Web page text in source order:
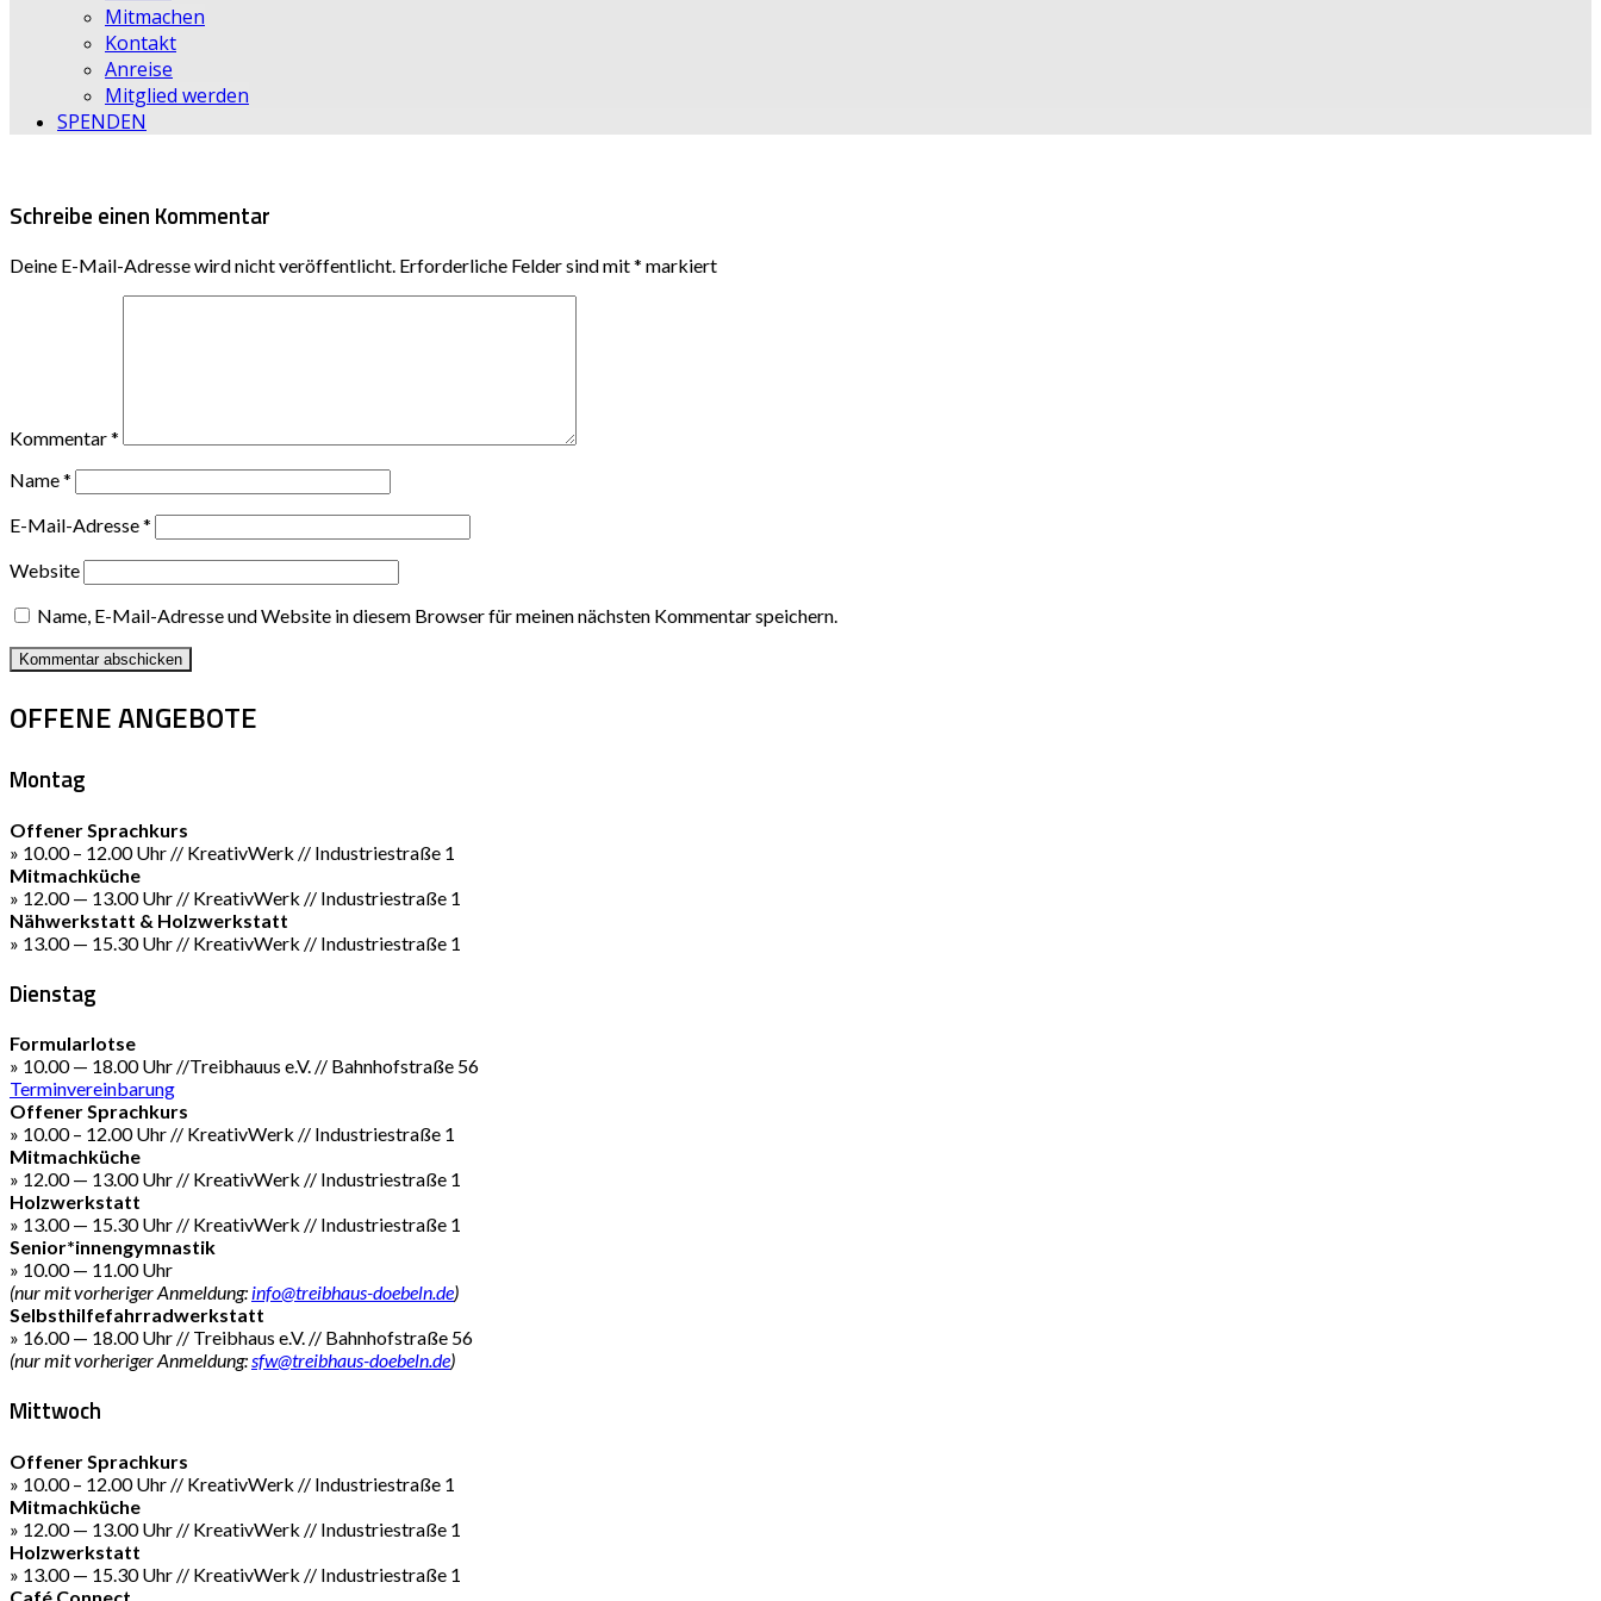
Mitmachen
Kontakt
Anreise
Mitglied werden
SPENDEN
Schreibe einen Kommentar
Deine E-Mail-Adresse wird nicht veröffentlicht. Erforderliche Felder sind mit* markiert
Kommentar*
Name*
E-Mail-Adresse*
Website
Name, E-Mail-Adresse und Website in diesem Browser für meinen nächsten Kommentar speichern.
OFFENE ANGEBOTE
Montag
Offener Sprachkurs
» 10.00 – 12.00 Uhr // KreativWerk // Industriestraße 1
Mitmachküche
» 12.00 — 13.00 Uhr // KreativWerk // Industriestraße 1
Nähwerkstatt & Holzwerkstatt
» 13.00 — 15.30 Uhr // KreativWerk // Industriestraße 1
Dienstag
Formularlotse
» 10.00 — 18.00 Uhr //Treibhauus e.V. // Bahnhofstraße 56
Terminvereinbarung
Offener Sprachkurs
» 10.00 – 12.00 Uhr // KreativWerk // Industriestraße 1
Mitmachküche
» 12.00 — 13.00 Uhr // KreativWerk // Industriestraße 1
Holzwerkstatt
» 13.00 — 15.30 Uhr // KreativWerk // Industriestraße 1
Senior*innengymnastik
» 10.00 — 11.00 Uhr
(nur mit vorheriger Anmeldung: info@treibhaus-doebeln.de)
Selbsthilfefahrradwerkstatt
» 16.00 — 18.00 Uhr // Treibhaus e.V. // Bahnhofstraße 56
(nur mit vorheriger Anmeldung:sfw@treibhaus-doebeln.de)
Mittwoch
Offener Sprachkurs
» 10.00 – 12.00 Uhr // KreativWerk // Industriestraße 1
Mitmachküche
» 12.00 — 13.00 Uhr // KreativWerk // Industriestraße 1
Holzwerkstatt
» 13.00 — 15.30 Uhr // KreativWerk // Industriestraße 1